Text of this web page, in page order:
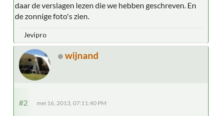
daar de verslagen lezen die we hebben geschreven. En
de zonnige foto's zien.
Jevipro
wijnand
#2 mei 16, 2013, 07:11:40 PM